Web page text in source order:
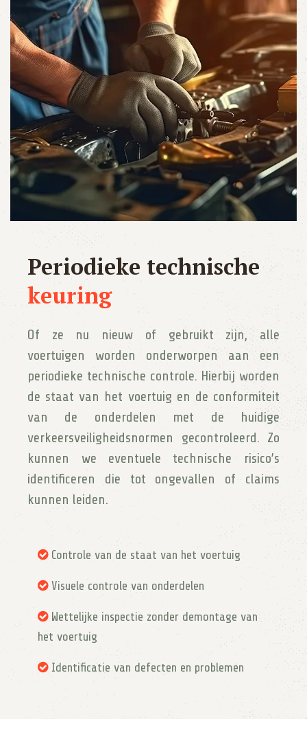
Periodieke technische
keuring
Of ze nu nieuw of gebruikt zijn, alle
voertuigen worden onderworpen aan een
periodieke technische controle. Hierbij worden
de staat van het voertuig en de conformiteit
van de onderdelen met de huidige
verkeersveiligheidsnormen gecontroleerd. Zo
kunnen we eventuele technische risico’s
identificeren die tot ongevallen of claims
kunnen leiden.
Controle van de staat van het voertuig
Visuele controle van onderdelen
Wettelijke inspectie zonder demontage van
het voertuig
Identificatie van defecten en problemen